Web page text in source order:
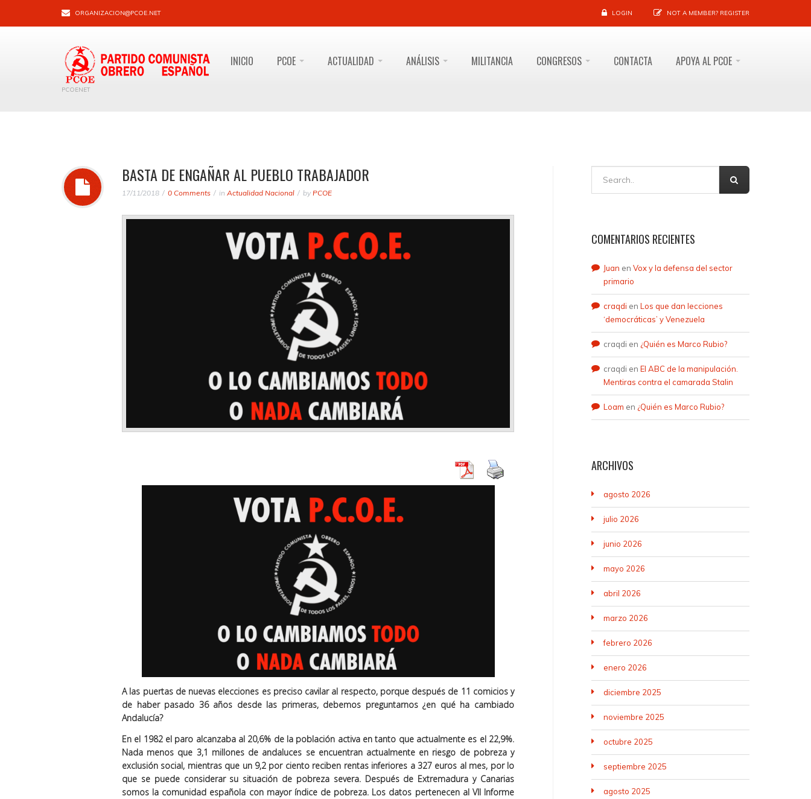
ORGANIZACION@PCOE.NET LOGIN NOT A MEMBER? REGISTER
PCOENET
INICIO PCOE ACTUALIDAD ANÁLISIS MILITANCIA CONGRESOS CONTACTA APOYA AL PCOE
BASTA DE ENGAÑAR AL PUEBLO TRABAJADOR
17/11/2018 0 Comments in Actualidad Nacional by PCOE
A las puertas de nuevas elecciones es preciso cavilar al respecto, porque después de 11 comicios y
de haber pasado 36 años desde las primeras, debemos preguntarnos ¿en qué ha cambiado
Andalucía?
En el 1982 el paro alcanzaba al 20,6% de la población activa en tanto que actualmente es el 22,9%.
Nada menos que 3,1 millones de andaluces se encuentran actualmente en riesgo de pobreza y
exclusión social, mientras que un 9,2 por ciento reciben rentas inferiores a 327 euros al mes, por lo
que se puede considerar su situación de pobreza severa. Después de Extremadura y Canarias
somos la comunidad española con mayor índice de pobreza. Los datos pertenecen al VII Informe
COMENTARIOS RECIENTES
Juan en Vox y la defensa del sector
primario
craqdi en Los que dan lecciones
‘democráticas’ y Venezuela
craqdi en ¿Quién es Marco Rubio?
craqdi en El ABC de la manipulación.
Mentiras contra el camarada Stalin
Loam en ¿Quién es Marco Rubio?
ARCHIVOS
agosto 2026
julio 2026
junio 2026
mayo 2026
abril 2026
marzo 2026
febrero 2026
enero 2026
diciembre 2025
noviembre 2025
octubre 2025
septiembre 2025
agosto 2025